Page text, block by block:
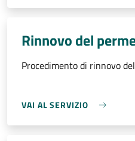
Rinnovo del
Procedimento di rinnovo
VAI AL SERVIZIO